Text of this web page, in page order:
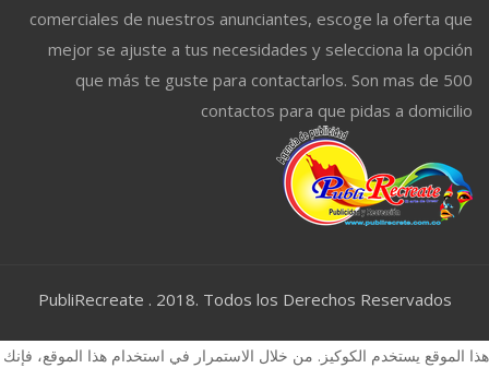
comerciales de nuestros anunciantes, escoge la oferta que
mejor se ajuste a tus necesidades y selecciona la opción
que más te guste para contactarlos. Son mas de 500
contactos para que pidas a domicilio
PubliRecreate . 2018. Todos los Derechos Reservados
هذا الموقع يستخدم الكوكيز. من خلال الاستمرار في استخدام هذا الموقع، فإنك